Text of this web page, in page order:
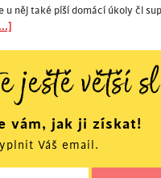
u něj také píší domácí úkoly či
ještě větší
vám, jak ji získat!
Váš email.